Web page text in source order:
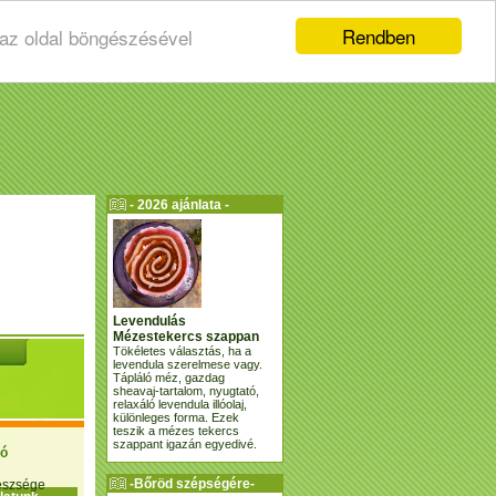
Rendben
oldal böngészésével
- 2026 ajánlata -
Levendulás
Mézestekercs szappan
Tökéletes választás, ha a
levendula szerelmese vagy.
Tápláló méz, gazdag
sheavaj-tartalom, nyugtató,
relaxáló levendula illóolaj,
különleges forma. Ezek
teszik a mézes tekercs
szappant igazán egyedivé.
-Bőröd szépségére-